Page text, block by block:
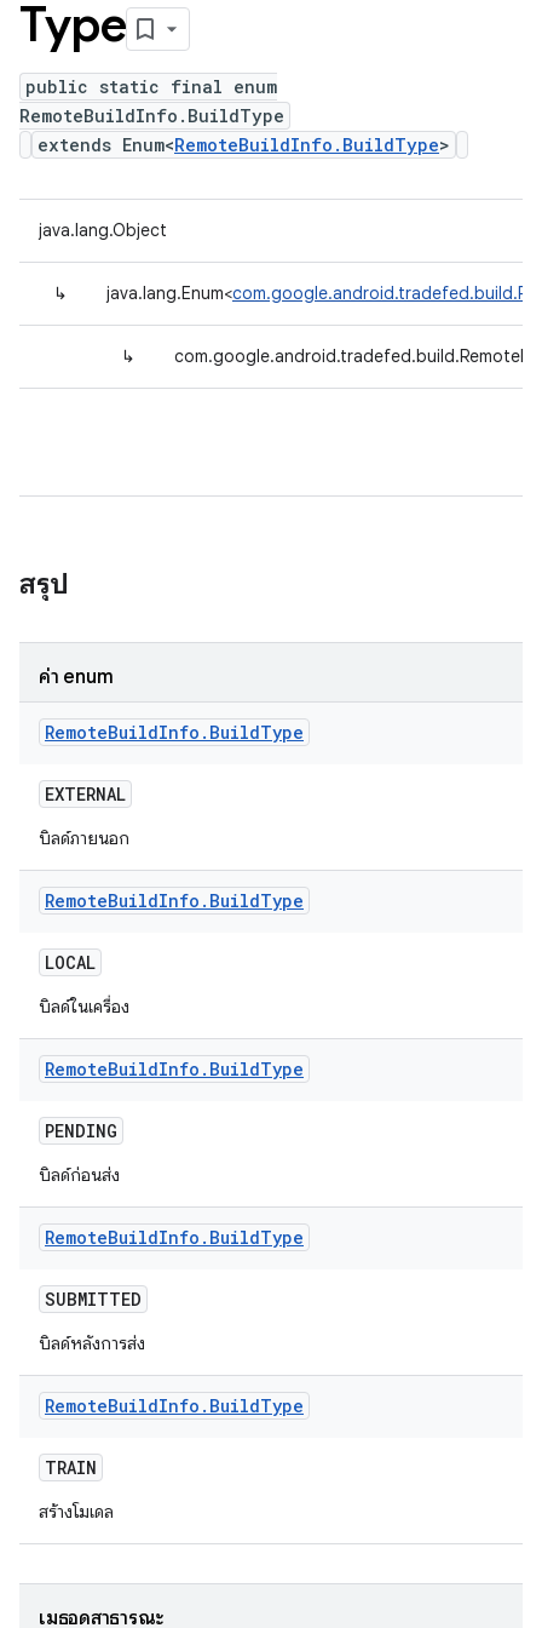
Type
public static final enum
RemoteBuildInfo.BuildType
extends Enum<RemoteBuildInfo.BuildType>
java.lang.Object
↳ java.lang.Enum<
↳
สรุป
ค่า enum
RemoteBuildInfo . BuildType
EXTERNAL
บิลด์ภายนอก
RemoteBuildInfo . BuildType
LOCAL
บิลด์ในเครื่อง
RemoteBuildInfo . BuildType
PENDING
บิลด์ก่อนส่ง
RemoteBuildInfo . BuildType
SUBMITTED
บิลด์หลังการส่ง
RemoteBuildInfo . BuildType
TRAIN
สร้างโมเดล
เมธอดสาธารณะ